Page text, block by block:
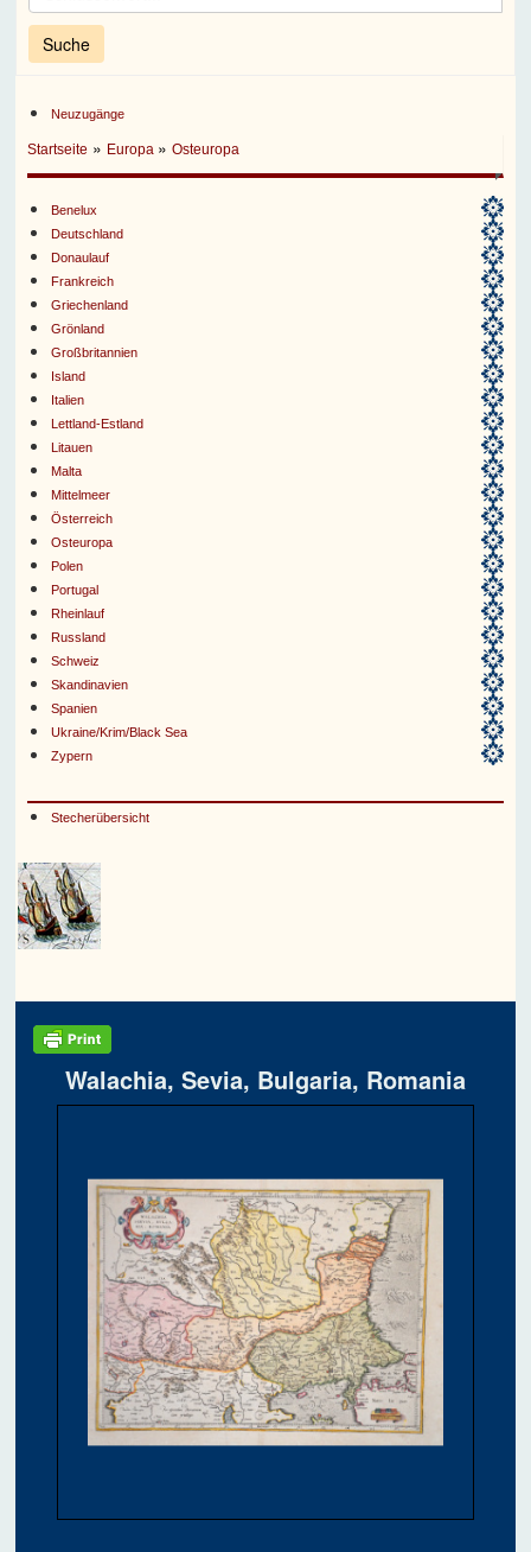
Neuzugänge
Startseite » Europa »Osteuropa
Benelux
Deutschland
Donaulauf
Frankreich
Griechenland
Grönland
Großbritannien
Island
Italien
Lettland-Estland
Litauen
Malta
Mittelmeer
Österreich
Osteuropa
Polen
Portugal
Rheinlauf
Russland
Schweiz
Skandinavien
Spanien
Ukraine/Krim/Black Sea
Zypern
Stecherübersicht
Walachia, Sevia, Bulgaria, Romania